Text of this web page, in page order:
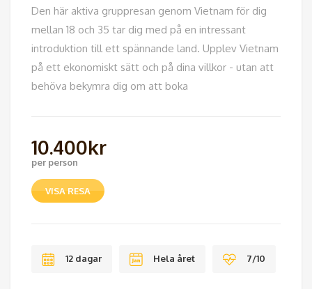
Den här aktiva gruppresan genom Vietnam för dig
mellan 18 och 35 tar dig med på en intressant
introduktion till ett spännande land. Upplev Vietnam
på ett ekonomiskt sätt och på dina villkor - utan att
behöva bekymra dig om att boka
10.400kr
per person
VISA RESA
12 dagar Hela året 7/10